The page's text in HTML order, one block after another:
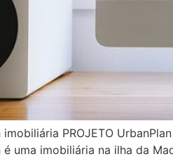
imobiliária PROJETO
é uma imobiliária na ilha da